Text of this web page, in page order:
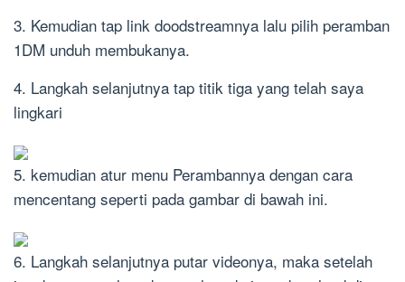
3. Kemudian tap link doodstreamnya lalu pilih peramban
1DM unduh membukanya.
4. Langkah selanjutnya tap titik tiga yang telah saya
lingkari
5. kemudian atur menu Perambannya dengan cara
mencentang seperti pada gambar di bawah ini.
6. Langkah selanjutnya putar videonya, maka setelah